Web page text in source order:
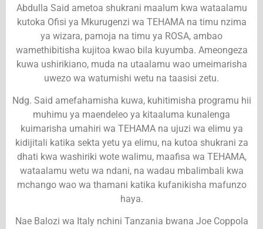
Abdulla Said ametoa shukrani maalum kwa wataalamu
kutoka Ofisi ya Mkurugenzi wa TEHAMA na timu nzima
ya wizara, pamoja na timu ya ROSA, ambao
wamethibitisha kujitoa kwao bila kuyumba. Ameongeza
kuwa ushirikiano, muda na utaalamu wao umeimarisha
uwezo wa watumishi wetu na taasisi zetu.
Ndg. Said amefahamisha kuwa, kuhitimisha programu hii
muhimu ya maendeleo ya kitaaluma kunalenga
kuimarisha umahiri wa TEHAMA na ujuzi wa elimu ya
kidijitali katika sekta yetu ya elimu, na kutoa shukrani za
dhati kwa washiriki wote walimu, maafisa wa TEHAMA,
wataalamu wetu wa ndani, na wadau mbalimbali kwa
mchango wao wa thamani katika kufanikisha mafunzo
haya.
Nae Balozi wa Italy nchini Tanzania bwana Joe Coppola